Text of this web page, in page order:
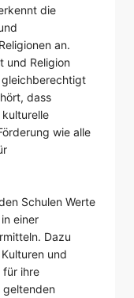
die
an.
und Religion
gleichberechtigt
dass
kulturelle
wie alle
Schulen Werte
einer
Dazu
und
für ihre
geltenden